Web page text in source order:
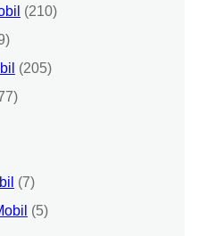
(210)
(205)
(7)
(5)